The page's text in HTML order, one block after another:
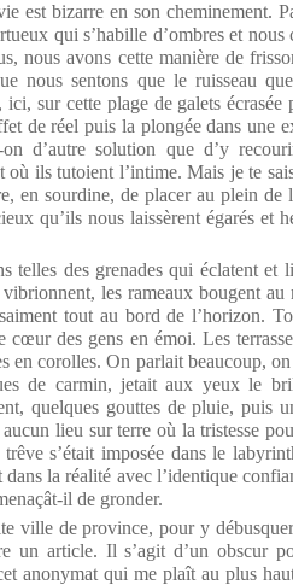
est bizarre en son cheminement.
qui s’habille d’ombres et
nous avons cette manière de
nous sentons que le ruisseau
ici, sur cette plage de galets
de réel puis la plongée dans une
d’autre solution que d’y
où ils tutoient l’intime. Mais je te
en sourdine, de placer au plein de
qu’ils nous laissèrent égarés et
des grenades qui éclatent et
les rameaux bougent
tout au bord de l’horizon.
des gens en émoi. Les
en corolles. On parlait beaucoup,
de carmin, jetait aux yeux le
quelques gouttes de pluie, puis
lieu sur terre où la tristesse
s’était imposée dans le
dans la réalité avec l’identique
il de gronder.
ville de province, pour y
un article. Il s’agit d’un obscur
anonymat qui me plaît au plus